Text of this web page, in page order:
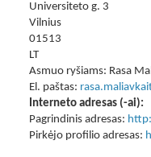
Universiteto g. 3
Vilnius
01513
LT
Asmuo ryšiams: Rasa
El. paštas:
Interneto adresas (-ai):
Pagrindinis adresas:
Pirkėjo profilio adresas: